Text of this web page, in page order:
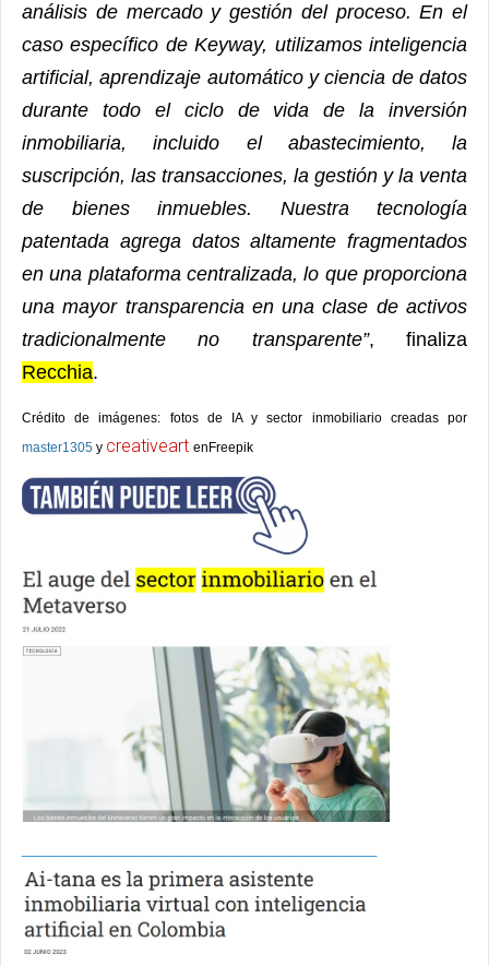
análisis de mercado y gestión del proceso. En el
caso específico de Keyway, utilizamos inteligencia
artificial, aprendizaje automático y ciencia de datos
durante todo el ciclo de vida de la inversión
inmobiliaria, incluido el abastecimiento, la
suscripción, las transacciones, la gestión y la venta
de bienes inmuebles. Nuestra tecnología
patentada agrega datos altamente fragmentados
en una plataforma centralizada, lo que proporciona
una mayor transparencia en una clase de activos
tradicionalmente no transparente”, finaliza
Recchia.
Crédito de imágenes: fotos de IA y sector inmobiliario creadas por
master1305 y creativeart enFreepik